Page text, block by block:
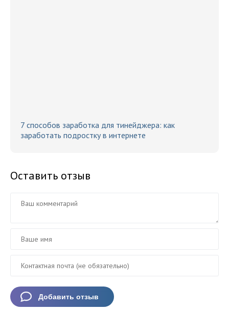
7 способов заработка для тинейджера: как
заработать подростку в интернете
Оставить отзыв